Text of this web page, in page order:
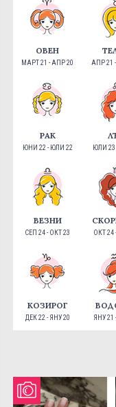
ОВЕН
МАРТ 21 - АПР 20 АПР 21
РАК
ЮНИ 22 - ЮЛИ 22 ЮЛИ 23
ВЕЗНИ
СЕП 24 - ОКТ 23 ОКТ 24
КОЗИРОГ
ДЕК 22 - ЯНУ 20 ЯНУ 21